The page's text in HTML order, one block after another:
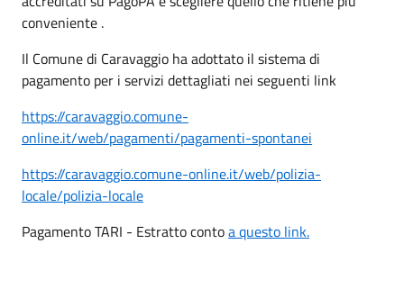
conveniente .
Il Comune di Caravaggio ha adottato il sistema di
pagamento per i servizi dettagliati nei seguenti link
https://caravaggio.comune-
online.it/web/pagamenti/pagamenti-spontanei
https://caravaggio.comune-online.it/web/polizia-
locale/polizia-locale
Pagamento TARI - Estratto contoa questo link.